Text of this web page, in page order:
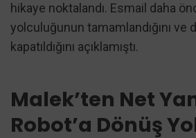
hikaye noktalandı. Esmail daha
yolculuğunun tamamlandığını ve
kapatıldığını açıklamıştı.
Malek’ten Net
Robot’a Dönüş